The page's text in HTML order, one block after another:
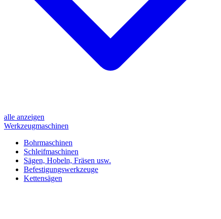
alle anzeigen
Werkzeugmaschinen
Bohrmaschinen
Schleifmaschinen
Sägen, Hobeln, Fräsen usw.
Befestigungswerkzeuge
Kettensägen